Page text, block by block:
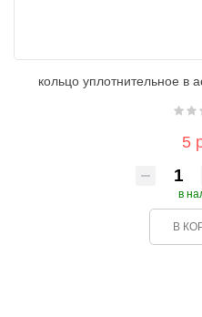
кольцо уплотнительное в
5
в
В